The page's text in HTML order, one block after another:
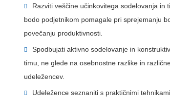
Razviti veščine učinkovitega sodelovanja in
bodo podjetnikom pomagale pri sprejemanju
povečanju produktivnosti.
Spodbujati aktivno sodelovanje in
timu, ne glede na osebnostne razlike in
udeležencev.
Udeležence seznaniti s praktičnimi